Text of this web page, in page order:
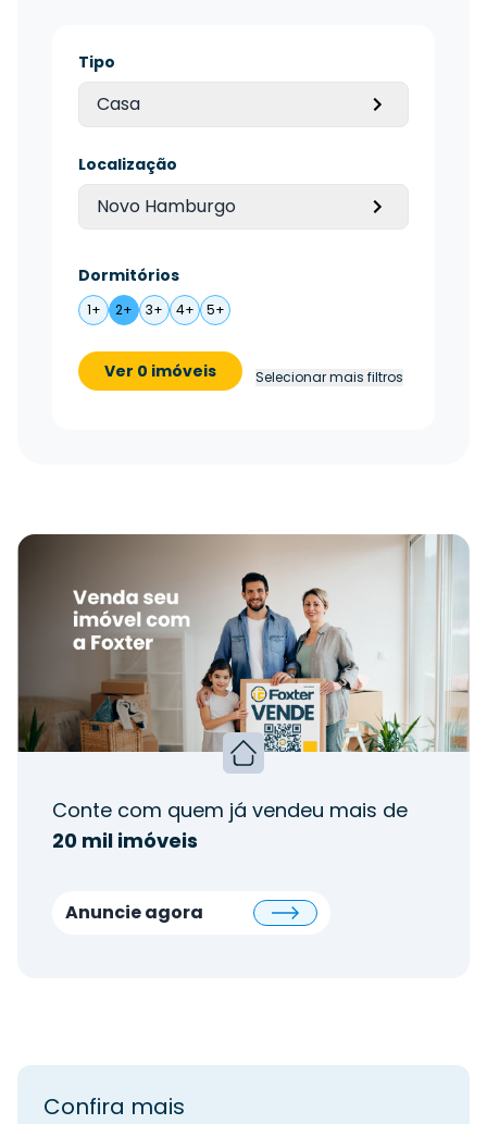
Tipo
Casa
Localização
Novo Hamburgo
Dormitórios
1+ 2+ 3+ 4+ 5+
Ver 0 imóveis Selecionar mais filtros
Conte com quem já vendeu mais de
20 mil imóveis
Anuncie agora
Confira mais